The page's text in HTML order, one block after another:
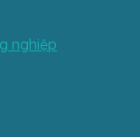
nghiệp